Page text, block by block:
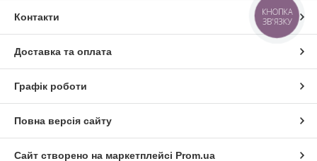
Контакти
Доставка та оплата
Графік роботи
Повна версія сайту
Сайт створено на маркетплейсі Prom.ua
КНОПКА
ЗВ'ЯЗКУ